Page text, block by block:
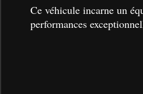
Ce véhicule incarne un
performances